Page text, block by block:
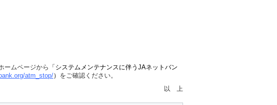
ームページから 「システムメンテナンスに伴うJAネットバン
atm_stop/） をご確認ください。
以 上